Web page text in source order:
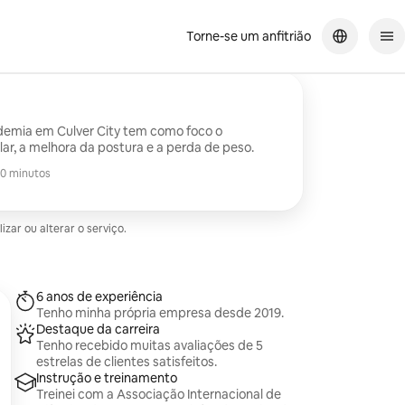
Torne-se um anfitrião
em Culver City tem como foco o
a melhora da postura e a perda de peso.
minutos
ou alterar o serviço.
6 anos de experiência
Tenho minha própria empresa desde 2019.
Destaque da carreira
Tenho recebido muitas avaliações de 5
estrelas de clientes satisfeitos.
Instrução e treinamento
Treinei com a Associação Internacional de